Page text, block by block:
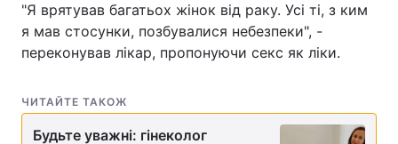
"Я врятував багатьох жінок від раку. Усі ті, з ким
я мав стосунки, позбувалися небезпеки", -
переконував лікар, пропонуючи секс як ліки.
ЧИТАЙТЕ ТАКОЖ
Будьте уважні: гінеколог